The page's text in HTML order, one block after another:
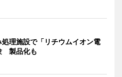
理施設で「リチウムイオン電
製品化も